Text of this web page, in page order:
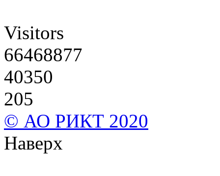
Visitors
66468877
40350
205
© АО РИКТ 2020
Наверх